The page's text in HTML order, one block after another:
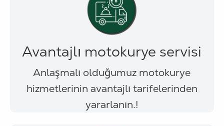
Avantajlı motokurye servisi
Anlaşmalı olduğumuz motokurye
hizmetlerinin avantajlı tarifelerinden
yararlanın.!